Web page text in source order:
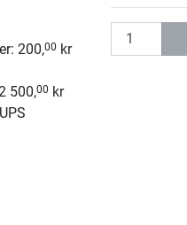
200,00 kr
500,00 kr
antall